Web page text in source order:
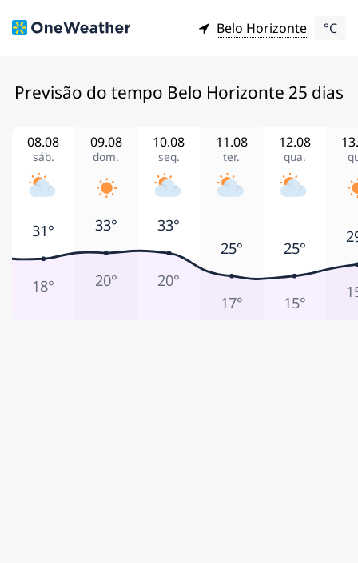
Belo Horizonte °C
Previsão do tempo Belo Horizonte 25 dias
sáb.
08.08
dom.
09.08
seg.
10.08
ter.
11.08
qua.
12.08
31°
18°
33°
20°
33°
20°
25°
17°
25°
15°